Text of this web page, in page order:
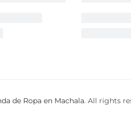
de Ropa en Machala. All rights